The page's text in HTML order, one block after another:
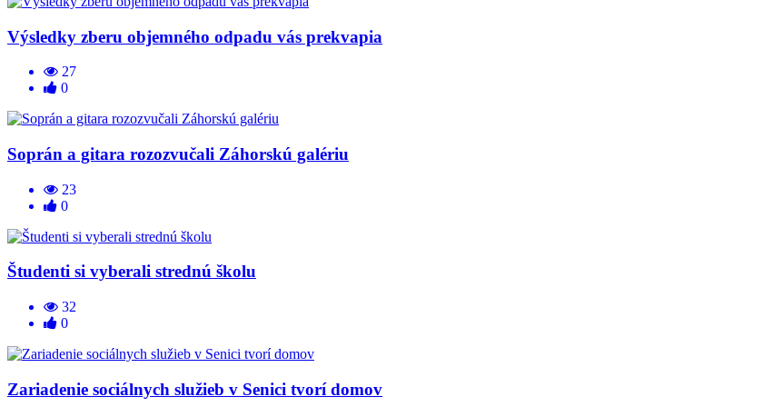
Výsledky zberu objemného odpadu vás prekvapia
27
0
Soprán a gitara rozozvučali Záhorskú galériu
23
0
Študenti si vyberali strednú školu
32
0
Zariadenie sociálnych služieb v Senici tvorí domov